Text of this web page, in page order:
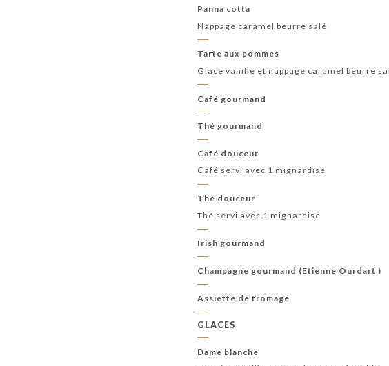
Panna cotta
Nappage caramel beurre salé
Tarte aux pommes
Glace vanille et nappage caramel beurre
Café gourmand
Thé gourmand
Café douceur
Café servi avec 1 mignardise
Thé douceur
Thé servi avec 1 mignardise
Irish gourmand
Champagne gourmand (Etienne Ourdart )
Assiette de fromage
GLACES
Dame blanche